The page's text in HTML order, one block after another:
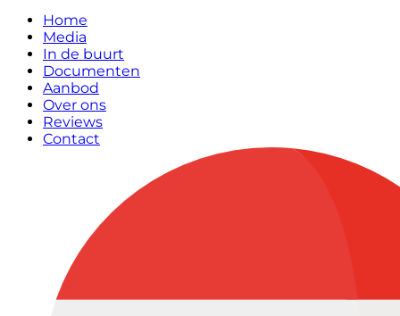
Home
Media
In de buurt
Documenten
Aanbod
Over ons
Reviews
Contact